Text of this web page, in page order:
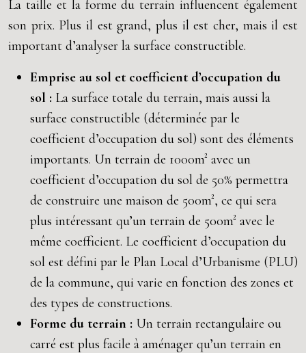
La taille et la forme du terrain influencent également
son prix. Plus il est grand, plus il est cher, mais il est
important d’analyser la surface constructible.
Emprise au sol et coefficient d’occupation du
sol : La surface totale du terrain, mais aussi la
surface constructible (déterminée par le
coefficient d’occupation du sol) sont des éléments
importants. Un terrain de 1000m² avec un
coefficient d’occupation du sol de 50% permettra
de construire une maison de 500m², ce qui sera
plus intéressant qu’un terrain de 500m² avec le
même coefficient. Le coefficient d’occupation du
sol est défini par le Plan Local d’Urbanisme (PLU)
de la commune, qui varie en fonction des zones et
des types de constructions.
Forme du terrain : Un terrain rectangulaire ou
carré est plus facile à aménager qu’un terrain en